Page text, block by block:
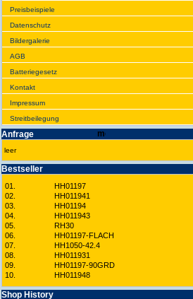
Preis­beispiele
Daten­schutz
Bilder­galerie
AGB
Batte­rie­gesetz
Kontakt
Impres­sum
Streit­bei­legung
Anfrage
leer
Best­seller
01.
HH01197
02.
HH011941
03.
HH01194
04.
HH011943
05.
RH30
06.
HH01197-FLACH
07.
HH1050-42.4
08.
HH011931
09.
HH01197-90GRD
10.
HH011948
Shop History